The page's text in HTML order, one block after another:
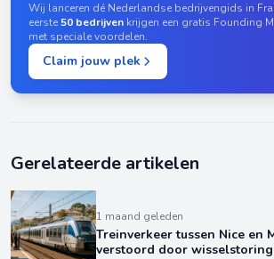
Wij lanceren dé Nederlandse bedrijvengids in
eerste50 bedrijven krijgen een gratis Founding
met speciale voordelen.
Claim jouw plek
Gerelateerde artikelen
1 maand geleden
Treinverkeer tussen Nice en
verstoord door wisselstoring